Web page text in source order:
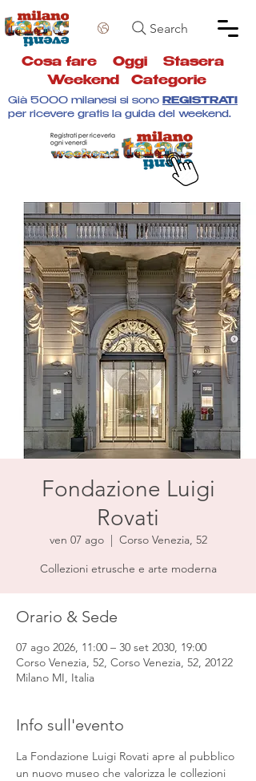
Search
Cosa fare Oggi Stasera
Weekend
Categorie
Già 5000 milanesi si sono REGISTRATI
per ricevere gratis la guida del weekend.
Fondazione Luigi
Rovati
ven 07 ago
  |
Corso Venezia, 52
Collezioni etrusche e arte moderna
Orario & Sede
07 ago 2026, 11:00 – 30 set 2030, 19:00
Corso Venezia, 52, Corso Venezia, 52, 20122
Milano MI, Italia
Info sull'evento
La Fondazione Luigi Rovati apre al pubblico
un nuovo museo che valorizza le collezioni